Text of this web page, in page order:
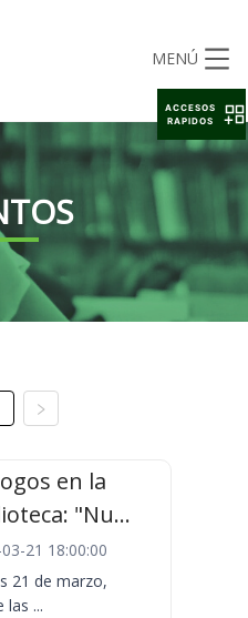
MENÚ
en la
"Nu...
21 18:00:00
21 de marzo,
las ...
ACCESOS
RAPIDOS